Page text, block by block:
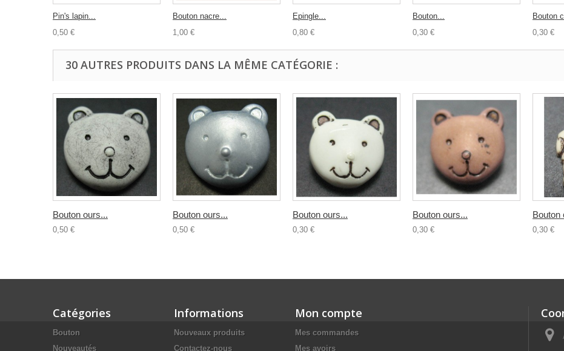
Pin's lapin...
0,50 €
Bouton nacre...
1,00 €
Epingle...
0,80 €
Bouton...
0,30 €
Bouton
0,30 €
30 AUTRES PRODUITS DANS LA MÊME CATÉGORIE :
Bouton ours...
0,50 €
Bouton ours...
0,50 €
Bouton ours...
0,30 €
Bouton ours...
0,30 €
Bouton
0,30 €
Catégories
Bouton
Nouveautés
Informations
Nouveaux produits
Contactez-nous
Mon compte
Mes commandes
Mes avoirs